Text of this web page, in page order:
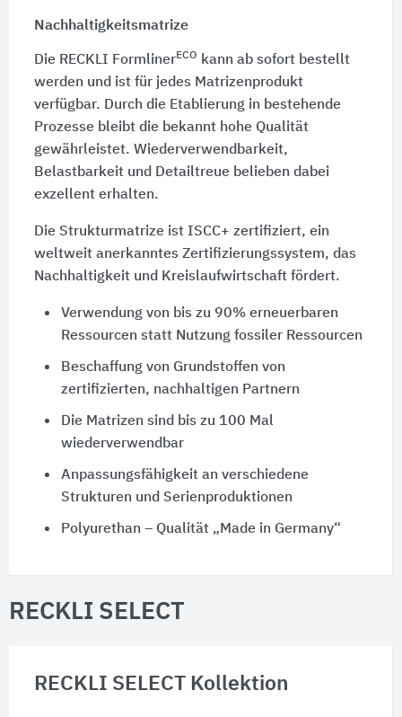
Nachhaltigkeitsmatrize
Die RECKLI FormlinerECO kann ab sofort bestellt
werden und ist für jedes Matrizenprodukt
verfügbar. Durch die Etablierung in bestehende
Prozesse bleibt die bekannt hohe Qualität
gewährleistet. Wiederverwendbarkeit,
Belastbarkeit und Detailtreue belieben dabei
exzellent erhalten.
Die Strukturmatrize ist ISCC+ zertifiziert, ein
weltweit anerkanntes Zertifizierungssystem, das
Nachhaltigkeit und Kreislaufwirtschaft fördert.
Verwendung von bis zu 90% erneuerbaren
Ressourcen statt Nutzung fossiler Ressourcen
Beschaffung von Grundstoffen von
zertifizierten, nachhaltigen Partnern
Die Matrizen sind bis zu 100 Mal
wiederverwendbar
Anpassungsfähigkeit an verschiedene
Strukturen und Serienproduktionen
Polyurethan – Qualität „Made in Germany“
RECKLI SELECT
RECKLI SELECT Kollektion